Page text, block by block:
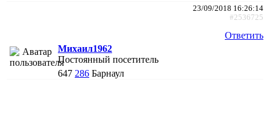
23/09/2018 16:26:14
#2536725
Ответить
Михаил1962
Постоянный посетитель
647 286 Барнаул